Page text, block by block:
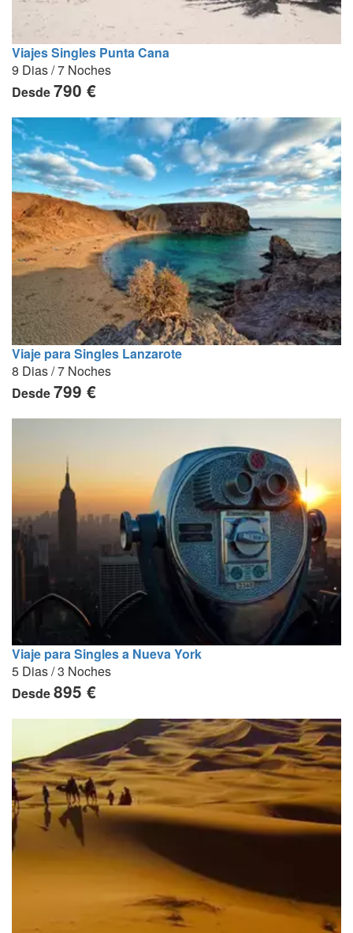
Viajes Singles Punta Cana
9 Dias / 7 Noches
Desde790 €
Viaje para Singles Lanzarote
8 Dias / 7 Noches
Desde799 €
Viaje para Singles a Nueva York
5 Dias / 3 Noches
Desde895 €